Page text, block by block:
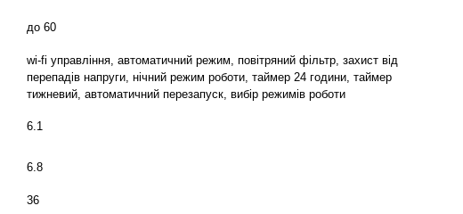
до 60
wi-fi управління, автоматичний режим, повітряний фільтр, захист від
перепадів напруги, нічний режим роботи, таймер 24 години, таймер
тижневий, автоматичний перезапуск, вибір режимів роботи
6.1
6.8
36